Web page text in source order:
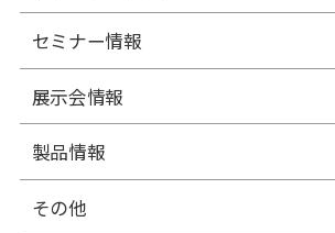
セミナー情報
展⽰会情報
製品情報
その他